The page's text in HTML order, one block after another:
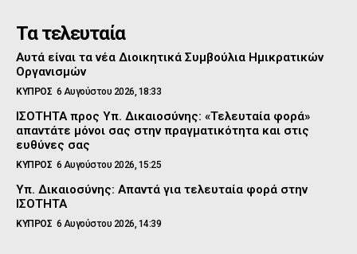
Τα τελευταία
Αυτά είναι τα νέα Διοικητικά Συμβούλια Ημικρατικών
Οργανισμών
ΚΥΠΡΟΣ 6 Αυγούστου 2026, 18:33
ΙΣΟΤΗΤΑ προς Υπ. Δικαιοσύνης: «Τελευταία φορά»
απαντάτε μόνοι σας στην πραγματικότητα και στις
ευθύνες σας
ΚΥΠΡΟΣ 6 Αυγούστου 2026, 15:25
Υπ. Δικαιοσύνης: Απαντά για τελευταία φορά στην
ΙΣΟΤΗΤΑ
ΚΥΠΡΟΣ 6 Αυγούστου 2026, 14:39